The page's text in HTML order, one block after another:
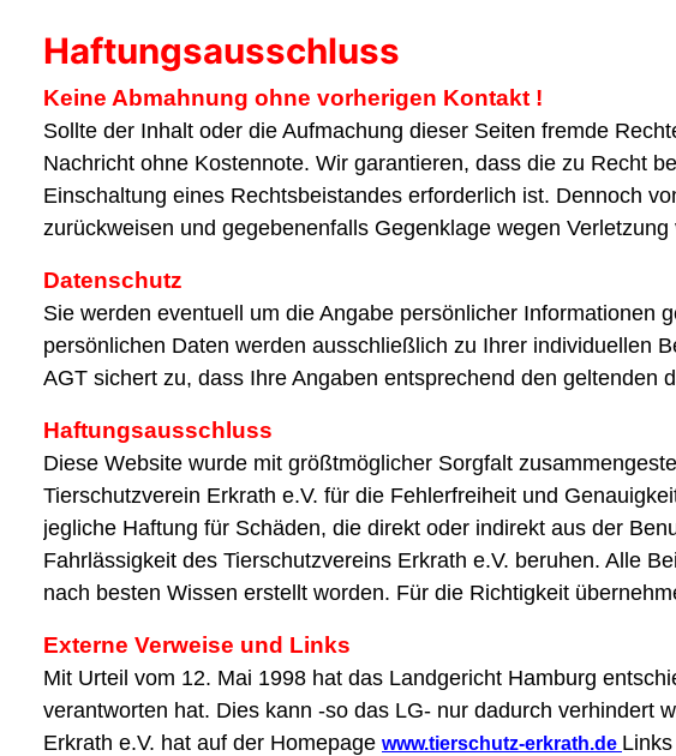
Haftungsausschluss
Keine Abmahnung ohne vorherigen Kontakt !
Sollte der Inhalt oder die Aufmachung dieser Seiten fremde
Nachricht ohne Kostennote. Wir garantieren, dass die zu Recht
Einschaltung eines Rechtsbeistandes erforderlich ist. Dennoch
zurückweisen und gegebenenfalls Gegenklage wegen
Datenschutz
Sie werden eventuell um die Angabe persönlicher Informationen
persönlichen Daten werden ausschließlich zu Ihrer individuellen
AGT sichert zu, dass Ihre Angaben entsprechend den
Haftungsausschluss
Diese Website wurde mit größtmöglicher Sorgfalt
Tierschutzverein Erkrath e.V. für die Fehlerfreiheit und
jegliche Haftung für Schäden, die direkt oder indirekt aus der
Fahrlässigkeit des Tierschutzvereins Erkrath e.V. beruhen. Alle
nach besten Wissen erstellt worden. Für die Richtigkeit
Externe Verweise und Links
Mit Urteil vom 12. Mai 1998 hat das Landgericht Hamburg
verantworten hat. Dies kann -so das LG- nur dadurch verhindert
Erkrath e.V. hat auf der Homepage www.tierschutz-erkrath.de